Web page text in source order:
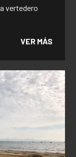
vertedero
VER MÁS